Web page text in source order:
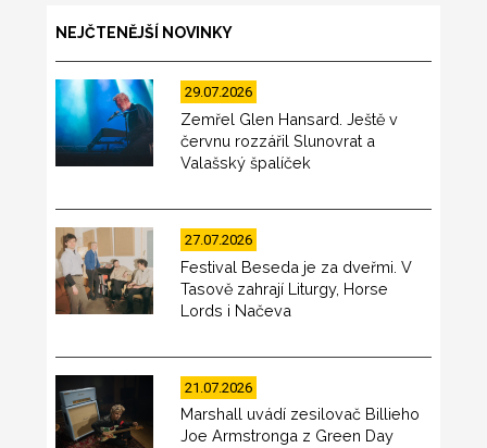
NEJČTENĚJŠÍ NOVINKY
29.07.2026
Zemřel Glen Hansard. Ještě v
červnu rozzářil Slunovrat a
Valašský špalíček
27.07.2026
Festival Beseda je za dveřmi. V
Tasově zahrají Liturgy, Horse
Lords i Načeva
21.07.2026
Marshall uvádí zesilovač Billieho
Joe Armstronga z Green Day